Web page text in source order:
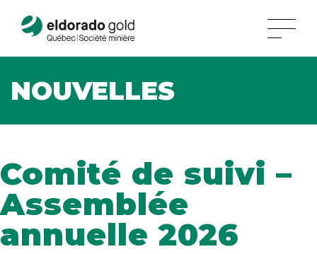
NOUVELLES
Comité de suivi –
Assemblée
annuelle 2026